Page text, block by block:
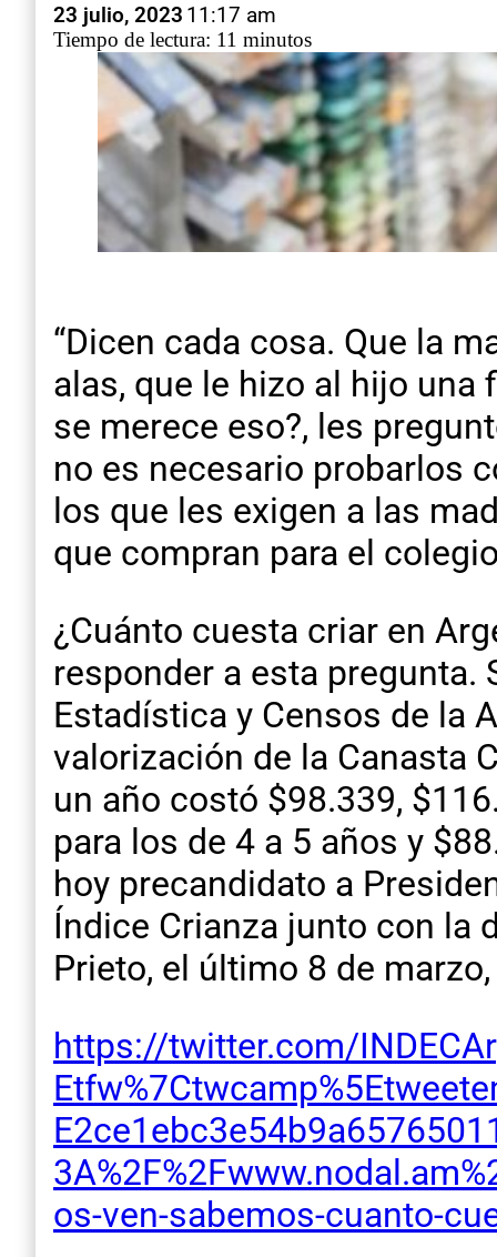
23 julio, 2023 11:17 am
Tiempo de lectura: 11 minutos
“Dicen cada cosa. Que la
alas, que le hizo al hijo una
se merece eso?, les
no es necesario probarlos
los que les exigen a las
que compran para el
¿Cuánto cuesta criar en
responder a esta
Estadística y Censos de la
valorización de la Canasta
un año costó $98.339,
para los de 4 a 5 años y
hoy precandidato a
Índice Crianza junto con la
Prieto, el último 8 de
https://twitter.com/
os-ven-sabemos-cuanto-